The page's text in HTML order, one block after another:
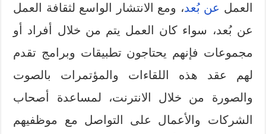
العمل عن بُعد، ومع الانتشار الواسع لثقافة العمل
عن بُعد، سواء كان العمل يتم من خلال أفراد أو
مجموعات فإنهم يحتاجون تطبيقات وبرامج تقدم
لهم عقد هذه اللقاءات والمؤتمرات بالصوت
والصورة من خلال الانترنت، لمساعدة أصحاب
الشركات والأعمال على التواصل مع موظفيهم